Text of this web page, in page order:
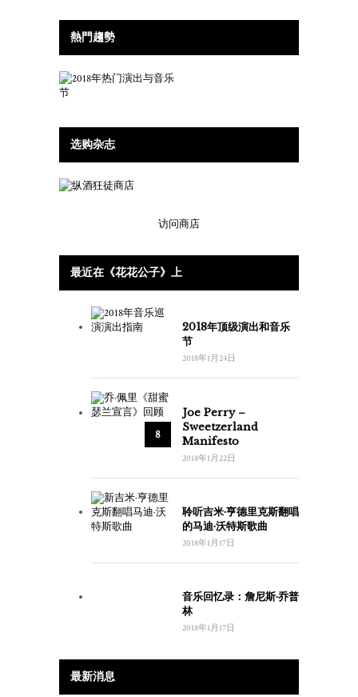
熱門趨勢
选购杂志
访问商店
最近在《花花公子》上
2018年顶级演出和音乐
节
2018年1月24日
8
Joe Perry –
Sweetzerland
Manifesto
2018年1月22日
聆听吉米·亨德里克斯翻唱
的马迪·沃特斯歌曲
2018年1月17日
音乐回忆录：詹尼斯·乔普
林
2018年1月17日
最新消息